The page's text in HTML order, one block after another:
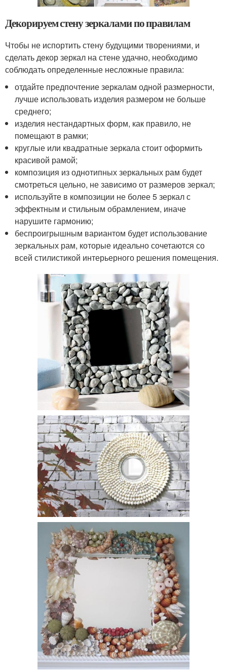
Декорируем стену зеркалами по правилам
Чтобы не испортить стену будущими творениями, и
сделать декор зеркал на стене удачно, необходимо
соблюдать определенные несложные правила:
отдайте предпочтение зеркалам одной размерности,
лучше использовать изделия размером не больше
среднего;
изделия нестандартных форм, как правило, не
помещают в рамки;
круглые или квадратные зеркала стоит оформить
красивой рамой;
композиция из однотипных зеркальных рам будет
смотреться цельно, не зависимо от размеров зеркал;
используйте в композиции не более 5 зеркал с
эффектным и стильным обрамлением, иначе
нарушите гармонию;
беспроигрышным вариантом будет использование
зеркальных рам, которые идеально сочетаются со
всей стилистикой интерьерного решения помещения.